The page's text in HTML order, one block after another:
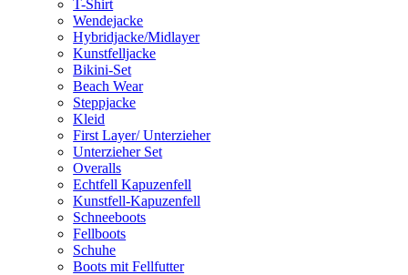
T-Shirt
Wendejacke
Hybridjacke/Midlayer
Kunstfelljacke
Bikini-Set
Beach Wear
Steppjacke
Kleid
First Layer/ Unterzieher
Unterzieher Set
Overalls
Echtfell Kapuzenfell
Kunstfell-Kapuzenfell
Schneeboots
Fellboots
Schuhe
Boots mit Fellfutter